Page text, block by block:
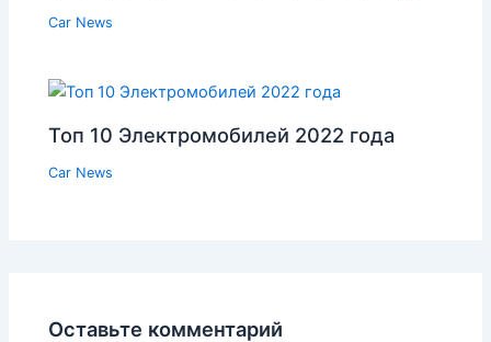
Car News
Топ 10 Электромобилей 2022 года
Car News
Оставьте комментарий